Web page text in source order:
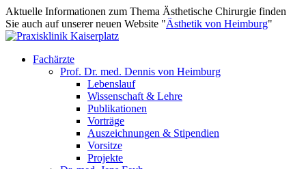
Aktuelle Informationen zum Thema Ästhetische Chirurgie finden
Sie auch auf unserer neuen Website "Ästhetik von Heimburg"
Fachärzte
Prof. Dr. med. Dennis von Heimburg
Lebenslauf
Wissenschaft & Lehre
Publikationen
Vorträge
Auszeichnungen & Stipendien
Vorsitze
Projekte